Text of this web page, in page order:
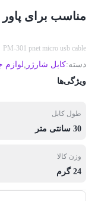
مناسب برای پاور
PM-301 pnet micro usb cable
دسته:کابل شارژر ,لوازم
ویژگی‌ها
طول کابل
30 سانتی متر
وزن کالا
24 گرم